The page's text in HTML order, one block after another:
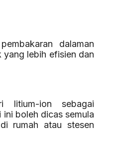
dalaman
lebih efisien dan
litium-ion sebagai
boleh dicas semula
rumah atau stesen